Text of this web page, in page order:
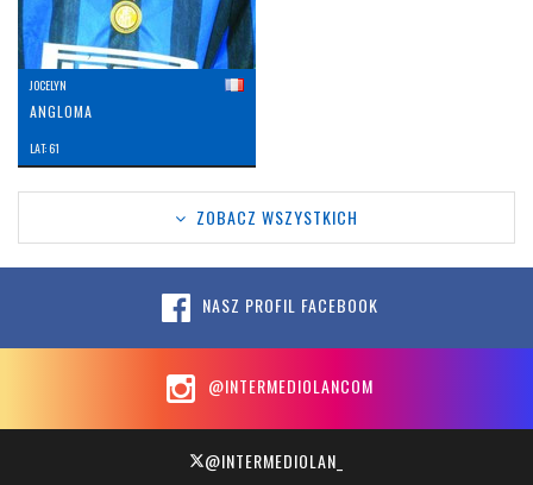
JOCELYN
ANGLOMA
LAT: 61
ZOBACZ WSZYSTKICH
NASZ PROFIL FACEBOOK
@INTERMEDIOLANCOM
@INTERMEDIOLAN_